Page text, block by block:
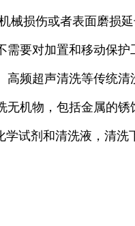
损伤或者表面磨损延
要对加置和移动保护
频超声清洗等传统清
机物，包括金属的锈
试剂和清洗液，清洗